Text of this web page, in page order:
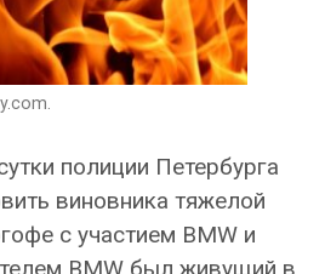
полиции Петербурга
виновника тяжелой
с участием BMW и